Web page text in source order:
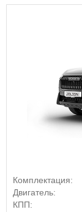
Комплектация:
Двигатель:
КПП: